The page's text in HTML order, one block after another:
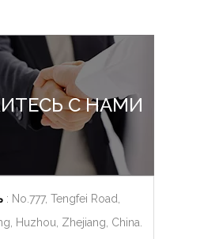
С НАМИ
: No.777, Tengfei Road,
Huzhou, Zhejiang, China.